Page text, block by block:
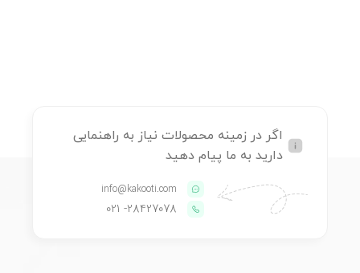
اگر در زمینه محصولات نیاز به راهنمایی
دارید به ما پیام دهید
info@kakooti.com
28427078
- 021